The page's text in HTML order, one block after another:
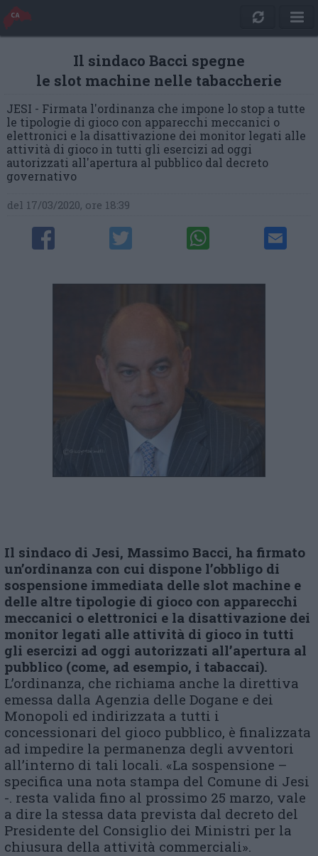
Il sindaco Bacci spegne
le slot machine nelle tabaccherie
JESI - Firmata l'ordinanza che impone lo stop a tutte
le tipologie di gioco con apparecchi meccanici o
elettronici e la disattivazione dei monitor legati alle
attività di gioco in tutti gli esercizi ad oggi
autorizzati all'apertura al pubblico dal decreto
governativo
del 17/03/2020, ore 18:39
Il sindaco di Jesi, Massimo Bacci, ha firmato
un’ordinanza con cui dispone l’obbligo di
sospensione immediata delle slot machine e
delle altre tipologie di gioco con apparecchi
meccanici o elettronici e la disattivazione dei
monitor legati alle attività di gioco in tutti
gli esercizi ad oggi autorizzati all’apertura al
pubblico (come, ad esempio, i tabaccai).
L’ordinanza, che richiama anche la direttiva
emessa dalla Agenzia delle Dogane e dei
Monopoli ed indirizzata a tutti i
concessionari del gioco pubblico, è finalizzata
ad impedire la permanenza degli avventori
all’interno di tali locali. «La sospensione –
specifica una nota stampa del Comune di Jesi
-. resta valida fino al prossimo 25 marzo, vale
a dire la stessa data prevista dal decreto del
Presidente del Consiglio dei Ministri per la
chiusura della attività commerciali».